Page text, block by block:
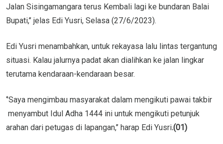
Jalan Sisingamangara terus Kembali lagi ke bundaran Balai
Bupati,’’ jelas Edi Yusri, Selasa (27/6/2023).
Edi Yusri menambahkan, untuk rekayasa lalu lintas tergantung
situasi. Kalau jalurnya padat akan dialihkan ke jalan lingkar
terutama kendaraan-kendaraan besar.
‘’Saya mengimbau masyarakat dalam mengikuti pawai takbir
menyambut Idul Adha 1444 ini untuk mengikuti petunjuk
arahan dari petugas di lapangan,’’ harap Edi Yusri.(01)